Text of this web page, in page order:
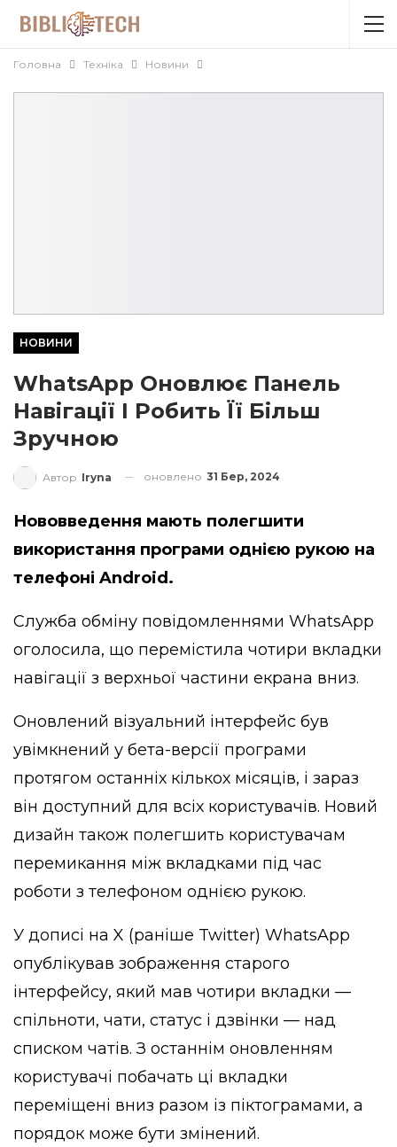
Головна Техніка Новини
НОВИНИ
WhatsApp Оновлює Панель
Навігації І Робить Її Більш
Зручною
Автор Iryna оновлено 31 Бер, 2024
Нововведення мають полегшити
використання програми однією рукою на
телефоні Android.
Служба обміну повідомленнями WhatsApp
оголосила, що перемістила чотири вкладки
навігації з верхньої частини екрана вниз.
Оновлений візуальний інтерфейс був
увімкнений у бета-версії програми
протягом останніх кількох місяців, і зараз
він доступний для всіх користувачів. Новий
дизайн також полегшить користувачам
перемикання між вкладками під час
роботи з телефоном однією рукою.
У дописі на X (раніше Twitter) WhatsApp
опублікував зображення старого
інтерфейсу, який мав чотири вкладки —
спільноти, чати, статус і дзвінки — над
списком чатів. З останнім оновленням
користувачі побачать ці вкладки
переміщені вниз разом із піктограмами, а
порядок може бути змінений.